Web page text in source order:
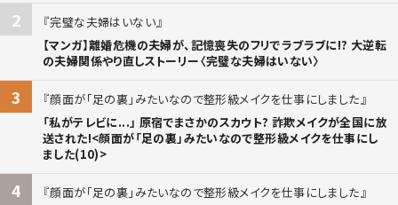
2
完璧な夫婦はいない
【マンガ】離婚危機の夫婦が、記憶喪失のフリでラブラブに!? 大逆転
の夫婦関係やり直しストーリー〈完璧な夫婦はいない〉
3
顔面が「足の裏」みたいなので整形級メイクを仕事にしました
「私がテレビに...」 原宿でまさかのスカウト? 詐欺メイクが全国に放
送された!<顔面が「足の裏」みたいなので整形級メイクを仕事にし
ました(10)>
4
顔面が「足の裏」みたいなので整形級メイクを仕事にしました